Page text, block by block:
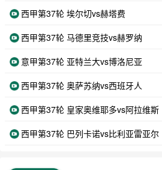
西甲第37轮 埃尔切vs赫塔费
西甲第37轮 马德里竞技vs赫罗纳
意甲第37轮 亚特兰大vs博洛尼亚
西甲第37轮 奥萨苏纳vs西班牙人
西甲第37轮 皇家奥维耶多vs阿拉维斯
西甲第37轮 巴列卡诺vs比利亚雷亚尔